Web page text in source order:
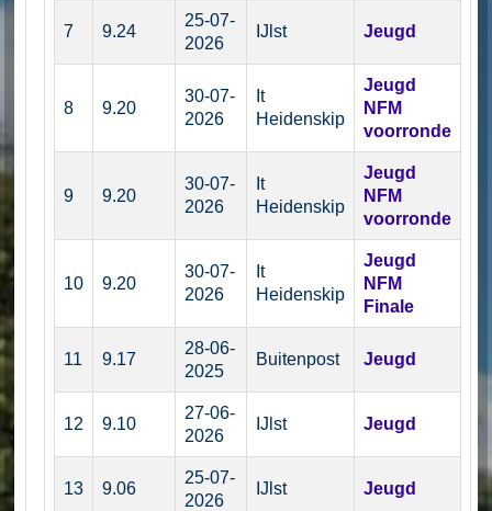
7 9.24
25-07-
2026
IJlst Jeugd
8 9.20
30-07-
2026
It
Heidenskip
Jeugd
NFM
voorronde
9 9.20
30-07-
2026
It
Heidenskip
Jeugd
NFM
voorronde
10 9.20
30-07-
2026
It
Heidenskip
Jeugd
NFM
Finale
11 9.17
28-06-
2025
Buitenpost Jeugd
12 9.10
27-06-
2026
IJlst Jeugd
13 9.06
25-07-
2026
IJlst Jeugd